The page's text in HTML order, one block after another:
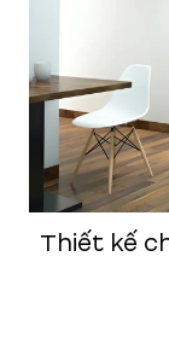
Thiết kế